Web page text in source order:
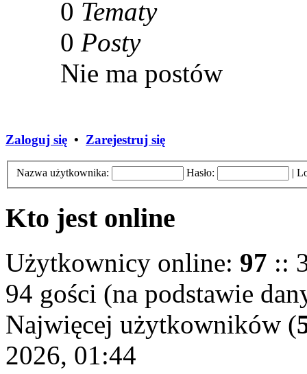
0 Tematy
0 Posty
Nie ma postów
Zaloguj się • Zarejestruj się
Nazwa użytkownika: Hasło: |
Kto jest online
Użytkownicy online: 97 ::
94 gości (na podstawie
Najwięcej użytkowników (
2026, 01:44